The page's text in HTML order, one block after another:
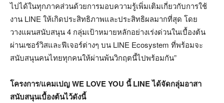
ไปได้ในทุกภาคส่วนด้วยการมอบความรู้เพิ่มเติมเกี่ยวกับการใช้
งาน LINE ให้เกิดประสิทธิภาพและประสิทธิผลมากที่สุด โดย
วางแผนสนับสนุน 4 กลุ่มเป้าหมายหลักอย่างเร่งด่วนในเบื้องต้น
ผ่านเซอร์วิสและฟีเจอร์ต่างๆ บน LINE Ecosystem ที่พร้อมจะ
สนับสนุนคนไทยทุกคนให้ผ่านพ้นวิกฤตนี้ไปพร้อมกัน”
โครงการ/แคมเปญWE LOVE YOU นี้ LINE ได้จัดกลุ่มอาสา
สนับสนุนเบื้องต้นไว้ดังนี้